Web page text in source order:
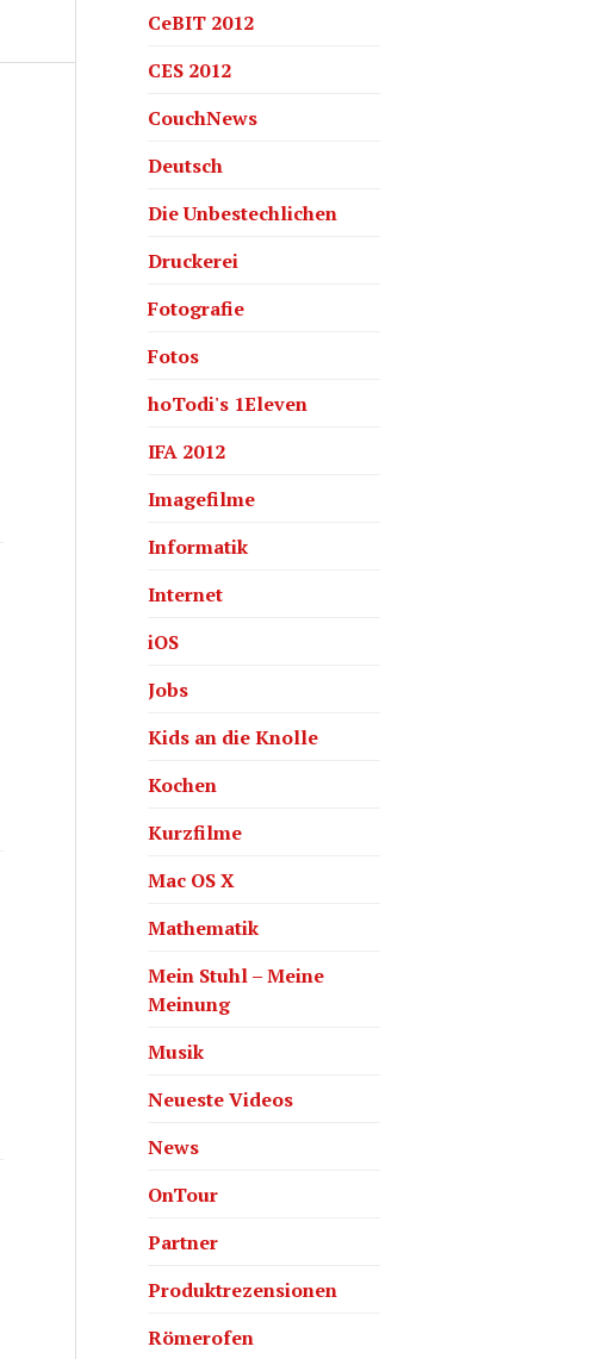
CeBIT 2012
CES 2012
CouchNews
Deutsch
Die Unbestechlichen
Druckerei
Fotografie
Fotos
hoTodi's 1Eleven
IFA 2012
Imagefilme
Informatik
Internet
iOS
Jobs
Kids an die Knolle
Kochen
Kurzfilme
Mac OS X
Mathematik
Mein Stuhl – Meine
Meinung
Musik
Neueste Videos
News
OnTour
Partner
Produktrezensionen
Römerofen